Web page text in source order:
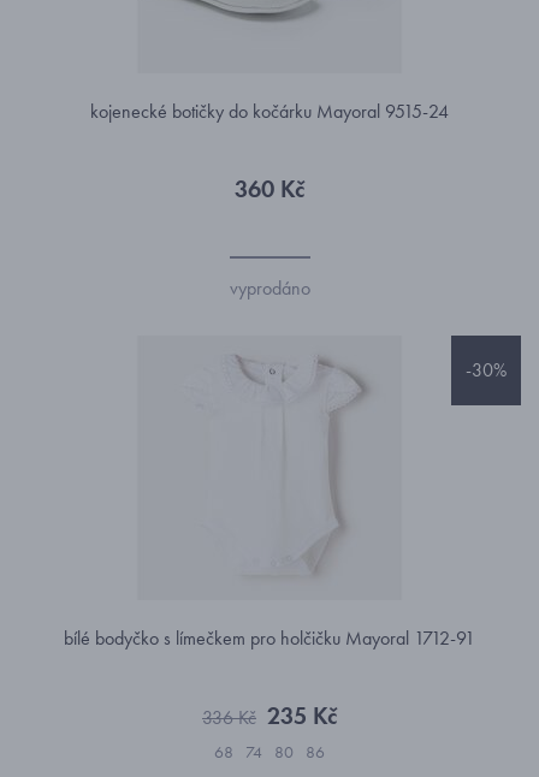
kojenecké botičky do kočárku Mayoral 9515-24
360 Kč
vyprodáno
-30%
bílé bodyčko s límečkem pro holčičku Mayoral 1712-91
336 Kč 235 Kč
68 74 80 86